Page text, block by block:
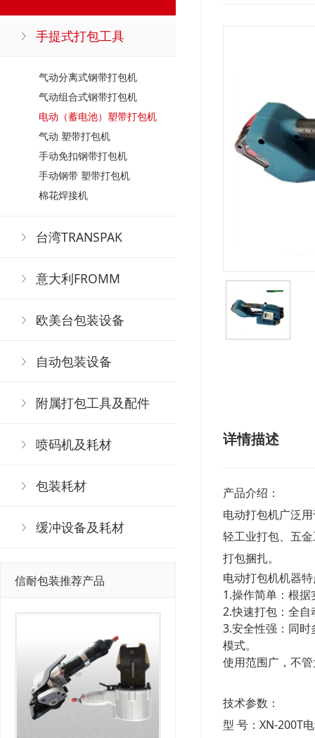
手提式打包工具
气动分离式钢带打包机
气动组合式钢带打包机
电动（蓄电池）塑带打包机
气动 塑带打包机
手动免扣钢带打包机
手动钢带 塑带打包机
棉花焊接机
台湾TRANSPAK
意大利FROMM
欧美台包装设备
自动包装设备
附属打包工具及配件
喷码机及耗材
包装耗材
缓冲设备及耗材
信耐包装推荐产品
详情描述
产品介绍：
电动打包机广泛
轻工业打包、五
打包捆扎。
电动打包机机器
1.操作简单：根
2.快速打包：全自
3.安全性强：同
模式。
使用范围广，不
技术参数：
型 号：XN-200T